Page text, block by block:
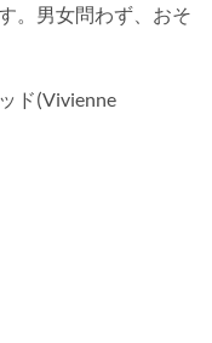
。男女問わず、おそ
ド(Vivienne